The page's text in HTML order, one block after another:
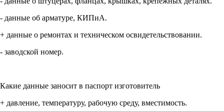
- данные об арматуре, КИПиА.
+ данные о ремонтах и техническом освидетельствовании.
- заводской номер.
Какие данные заносит в паспорт изготовитель
+ давление, температуру, рабочую среду, вместимость.